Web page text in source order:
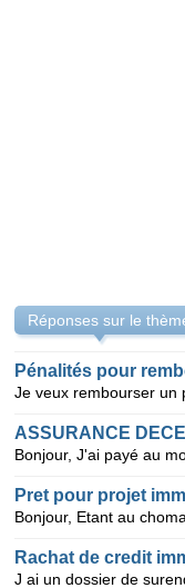
Réponses sur le
Pénalités pour
Pret pour projet